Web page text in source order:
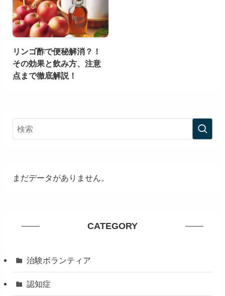
リンゴ酢で便秘解消？！
その効果と飲み方、注意
点まで徹底解説！
まだデータがありません。
CATEGORY
治験ボランティア
認知症